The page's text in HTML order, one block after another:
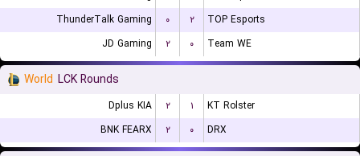
ThunderTalk Gaming
۰ ۲
TOP Esports
JD Gaming
۲ ۰ Team WE
World LCK Rounds
Dplus KIA ۲ ۱
KT Rolster
BNK FEARX
۲ ۰ DRX